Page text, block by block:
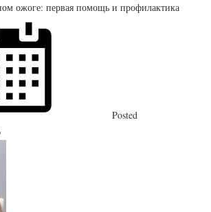
ожоге: первая помощь и профилактика
Posted